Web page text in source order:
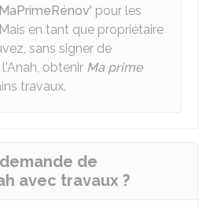
MaPrimeRénov' pour les
en tant que propriétaire
sans signer de
obtenir Ma prime
travaux.
de
avec travaux ?